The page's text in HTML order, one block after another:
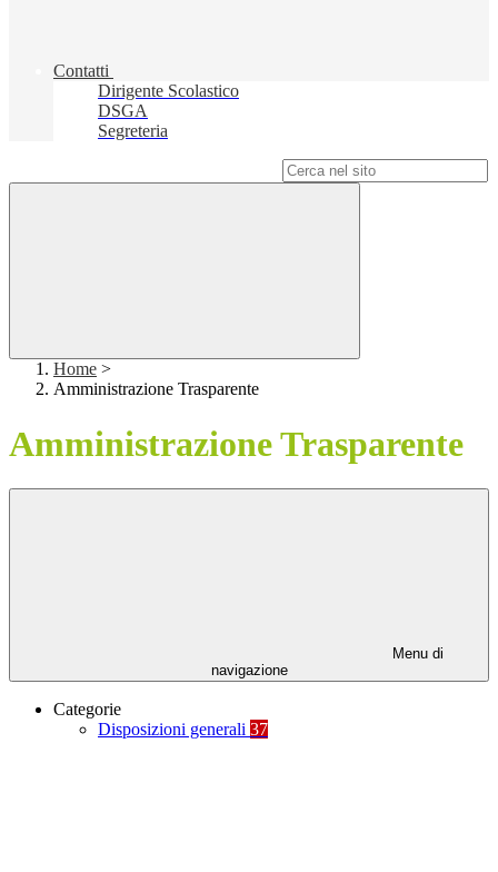
Contatti
Dirigente Scolastico
DSGA
Segreteria
Home >
Amministrazione Trasparente
Amministrazione Trasparente
Menu di
navigazione
Categorie
Disposizioni generali 37